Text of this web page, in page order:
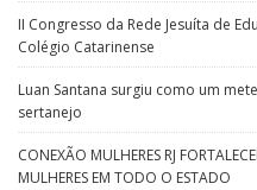
II Congresso da Rede Jesuíta de
Colégio Catarinense
Luan Santana surgiu como um
sertanejo
CONEXÃO MULHERES RJ
MULHERES EM TODO O ESTADO